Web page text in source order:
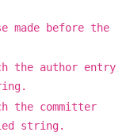
made before the
the author entry
the committer
string.